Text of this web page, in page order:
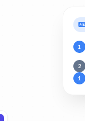
1
2
1